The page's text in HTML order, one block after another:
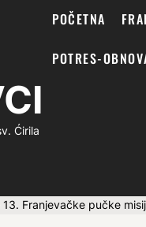
Ćirila
POČETNA
POTRES-
Franjevačke pučke